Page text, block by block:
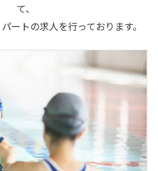
て、
ートの求人を行っております。